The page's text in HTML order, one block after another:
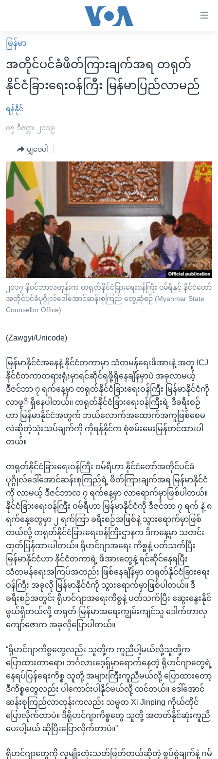
လွယ်ကူ
စေ
သည့်
Link
များ
ပင်မ
ကျော်
ကြည့်
ပင်မ
အ
ညွန်း
စာမျက်နှာ
သို့
ကျော်
ကြည့်
ရန်
ရှာဖွေ
နေရာ
ကျော်
ရန်
မူလစာမျက်နှာ
မြန်မာ
ကမ္ဘာ့သတင်းများ
နိုင်ငံတကာ
အစ္စရေး-ပါလက်စတိုင်း
ဗွီဒီယို
အင်္ဂလိပ်စာလေ့လာမယ်
အမေရိကန်သုံးအီဒီယံ
မကြေးမုံရဲ့ အင်္ဂလိပ်စာ
ရုပ်ရှင်ထဲက အင်္ဂလိပ်စာ
သုတပဒေသာ အင်္ဂလိပ်စာ
အပတ်စဉ်ကဏ္ဍများ
ရေဒီယို
ရေဒီယိုနှင့်ရုပ်သံ အချက်အလက်များ
ရေဒီယို/တီဗွီအစီအစဉ်
Learning English
ဗွီအိုအေ လူမှုကွန်ယက်များ
ဘာသာစကားများ
မြန်မာ
အတိုင်ပင်ခံဖိတ်ကြားချက်အရ တရုတ်
နိုင်ငံခြားရေးဝန်ကြီး မြန်မာပြည်လာမည်
ရန်နိုင်
၀၅ ဒီဇင္ဘာ၊ ၂၀၁၉
မျှဝေပါ
၂၀၁၇ နိုဝင်ဘာလတုန်းက တရုတ်နိုင်ငံခြားရေးဝန်ကြီး ဝမ်ရီနှင့် နိုင်ငံတော်
အတိုင်ပင်ခံပုဂ္ဂိုလ်ဒေါ်အောင်ဆန်းစုကြည် တွေ့ဆုံစဉ် (Myanmar State
Counsellor Office)
(Zawgyi/Unicode)
မြန်မာနိုင်ငံအနေနဲ့ နိုင်ငံတကာမှာ သံတမန်ရေးဖိအားနဲ့ အတူ ICJ
နိုင်ငံတကာတရားရုံးမှာရင်ဆိုင်ရဖို့ရှိနေချိန်မှာပဲ အခုလာမယ့်
ဒီဇင်ဘာ ၇ ရက်နေ့မှာ တရုတ်နိုင်ငံခြားရေးဝန်ကြီး မြန်မာနိုင်ငံကို
လာဖု့ိ ရှိနေပါတယ်။ တရုတ်နိုင်ငံခြားရေးဝန်ကြီးရဲ့ ဒီခရီးစဉ်
ဟာ မြန်မာနိုင်ငံအတွက် ဘယ်လောက်အထောက်အကူဖြစ်စေမ
လဲဆိုတဲ့သုံးသပ်ချက်ကို ကိုရန်နိုင်က စုံစမ်းမေးမြန်တင်ထားပါ
တယ်။
တရုတ်နိုင်ငံခြားရေးဝန်ကြီး ဝမ်ရီဟာ နိုင်ငံတော်အတိုင်ပင်ခံ
ပုဂ္ဂိုလ်ဒေါ်အောင်ဆန်းစုကြည်ရဲ့ ဖိတ်ကြားချက်အရ မြန်မာနိုင်ငံ
ကို လာမယ့် ဒီဇင်ဘာလ ၇ ရက်နေ့မှာ လာရောက်မှာဖြစ်ပါတယ်။
နိုင်ငံခြားရေးဝန်ကြီး ဝမ်ရီဟာ မြန်မာနိုင်ငံကို ဒီဇင်ဘာ ၇ ရက် နဲ့ ၈
ရက်နေ့တွေမှာ ၂ ရက်ကြာ ခရီးစဉ်အဖြစ်နဲ့ သွားရောက်မှာဖြစ်
တယ်လို့ တရုတ်နိုင်ငံခြားရေးဝန်ကြီးဌာနက ဒီကနေ့မှာ သတင်း
ထုတ်ပြန်ထားပါတယ်။ ရိုဟင်ဂျာအရေး ကိစ္စနဲ့ ပတ်သက်ပြီး
မြန်မာနိုင်ငံဟာ နိုင်ငံတကာရဲ့ ဖိအားတွေနဲ့ ရင်ဆိုင်နေရပြီး
သံတမန်ရေးအကြပ်အတည်း ဖြစ်နေချိန်မှာ တရုတ်နိုင်ငံခြားရေး
ဝန်ကြီး အခုလို မြန်မာနိုင်ငံကို သွားရောက်မှာဖြစ်ပါတယ်။ ဒီ
ခရီးစဉ်အတွင်း ရိုဟင်ဂျာအရေးကိစ္စနဲ့ ပတ်သက်ပြီး ဆွေးနွေးနိုင်
ဖွယ်ရှိတယ်လို့ တရုတ်-မြန်မာအရေးကျွမ်းကျင်သူ ဒေါက်တာလှ
ကျော်ဇောက အခုလိုပြောပါတယ်။
“ရိုဟင်ဂျာကိစ္စတွေလည်း သူတို့က ကူညီပါ့မယ်လို့သူတို့က
ပြောထားတာရော၊ ဘင်္ဂလားဒေ့ရှ်မှာရောက်နေတဲ့ ရိုဟင်ဂျာတွေရဲ့
နေရပ်ပြန်ရေးကိစ္စ သူတို့ အများကြီးကူညီမယ်လို့ ပြောထားတော့
ဒီကိစ္စတွေလည်း ပါကောင်းပါနိုင်မယ်လို့ ထင်တယ်။ ဒေါ်အောင်
ဆန်းစုကြည်လာတုန်းကလည်း သမ္မတ Xi Jinping ကိုယ်တိုင်
ပြောလိုက်တာပဲ။ ဒီရိုဟင်ဂျာကိစ္စတွေ သူတို့ အတတ်နိုင်ဆုံးကူညီ
ပေးပါ့မယ် ဆိုပြီးပြောလိုက်တာပဲ။”
ရိုဟင်ဂျာတွေကို လူမျိုးတုံးသတ်ဖြတ်တယ်ဆိုတဲ့ စွပ်စွဲချက်နဲ့ ဂမ်